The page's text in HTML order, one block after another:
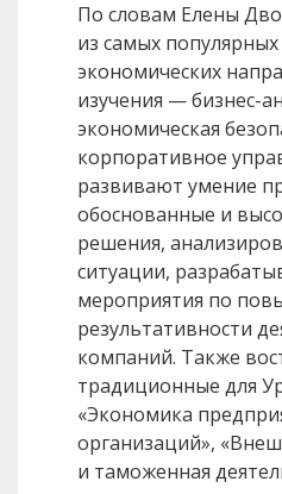
По словам Елены
из самых популярных
экономических
изучения — бизнес-
экономическая
корпоративное
развивают умение
обоснованные и
решения,
ситуации,
мероприятия по
результативности
компаний. Также
традиционные для
«Экономика
организаций»,
и таможенная